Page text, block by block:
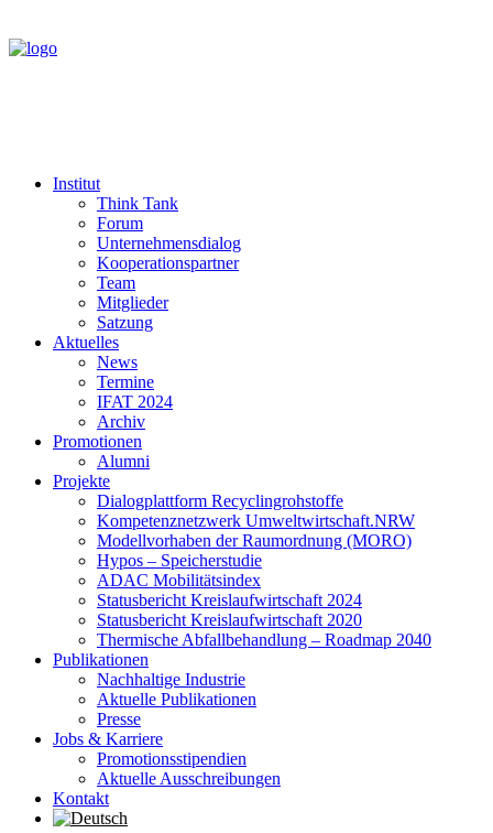
Institut
Think Tank
Forum
Unternehmensdialog
Kooperationspartner
Team
Mitglieder
Satzung
Aktuelles
News
Termine
IFAT 2024
Archiv
Promotionen
Alumni
Projekte
Dialogplattform Recyclingrohstoffe
Kompetenznetzwerk Umweltwirtschaft.NRW
Modellvorhaben der Raumordnung (MORO)
Hypos – Speicherstudie
ADAC Mobilitätsindex
Statusbericht Kreislaufwirtschaft 2024
Statusbericht Kreislaufwirtschaft 2020
Thermische Abfallbehandlung – Roadmap 2040
Publikationen
Nachhaltige Industrie
Aktuelle Publikationen
Presse
Jobs & Karriere
Promotionsstipendien
Aktuelle Ausschreibungen
Kontakt